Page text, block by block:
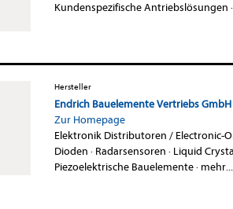
Kundenspezifische Antriebslösungen ·
Hersteller
Endrich Bauelemente Vertriebs GmbH
Zur Homepage
Elektronik Distributoren / Electronic-
Dioden · Radarsensoren · Liquid
Piezoelektrische Bauelemente· mehr...